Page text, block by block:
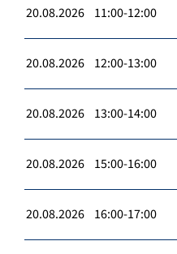
20.08.2026 11:00-12:00
20.08.2026 12:00-13:00
20.08.2026 13:00-14:00
20.08.2026 15:00-16:00
20.08.2026 16:00-17:00